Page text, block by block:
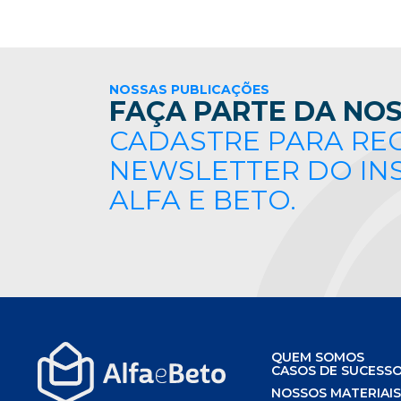
NOSSAS PUBLICAÇÕES
FAÇA PARTE DA
CADASTRE PARA
NEWSLETTER DO
ALFA E BETO.
QUEM SOMOS
CASOS DE
NOSSOS MATERIAIS